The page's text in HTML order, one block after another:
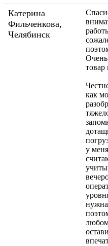
Катерина
Фильченкова,
Челябинск
Очень
товар
как
у